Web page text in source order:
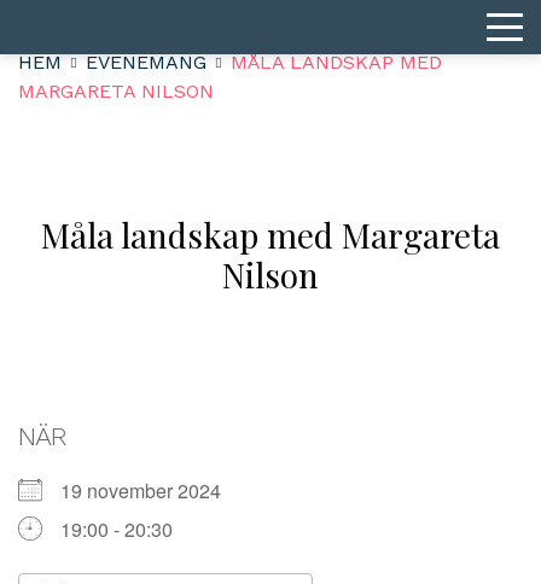
HEM EVENEMANG
MÅLA LANDSKAP MED
MARGARETA NILSON
Måla landskap med Margareta
Nilson
NÄR
19 november 2024
19:00 - 20:30